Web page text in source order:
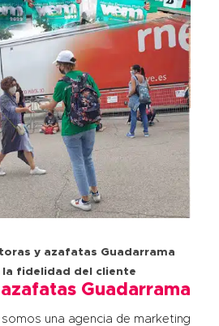
y azafatas Guadarrama
fidelidad del cliente
Guadarrama
somos una agencia de marketing